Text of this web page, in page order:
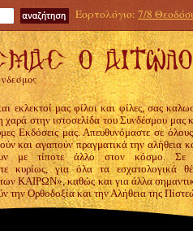
Εορτολόγιο: 7/8
εκλεκτοί μας φίλοι και φίλες, σας
χαρά στην ιστοσελίδα του Συνδέσμου μας
Εκδόσεις μας. Απευθυνόμαστε σε όλους
και αγαπούν πραγματικά την αλήθεια
με τίποτε άλλο στον κόσμο.
κυρίως, για όλα τα εσχατολογικά
ΚΑΙΡΩΝ», καθώς και για άλλα
την Ορθοδοξία και την Αλήθεια της